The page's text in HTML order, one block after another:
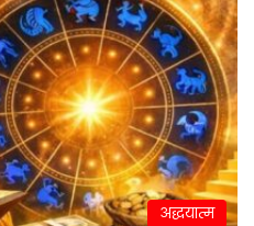
अद्धयात्म